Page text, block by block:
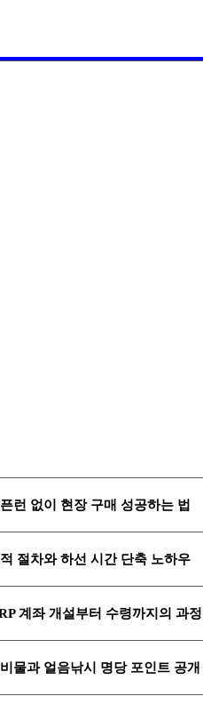
런 없이 현장 구매 성공하는 법
절차와 하선 시간 단축 노하우
계좌 개설부터 수령까지의 과정
물과 얼음낚시 명당 포인트 공개